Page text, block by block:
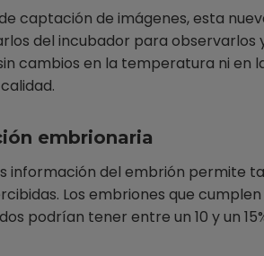
captación de imágenes, esta
del incubador para
cambios en la temperatura ni en
embrionaria
información del embrión permite
Los embriones que
podrían tener entre un 10 y un